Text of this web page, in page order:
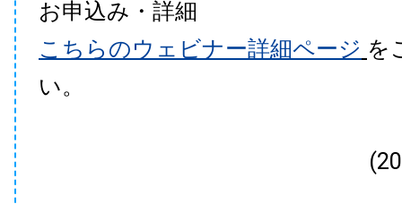
お申込み・詳細
こちらのウェビナー詳細ページ を
い。